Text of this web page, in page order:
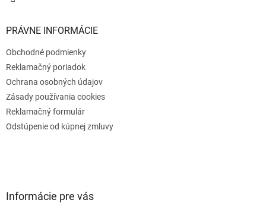
PRÁVNE INFORMÁCIE
Obchodné podmienky
Reklamačný poriadok
Ochrana osobných údajov
Zásady používania cookies
Reklamačný formulár
Odstúpenie od kúpnej zmluvy
Informácie pre vás